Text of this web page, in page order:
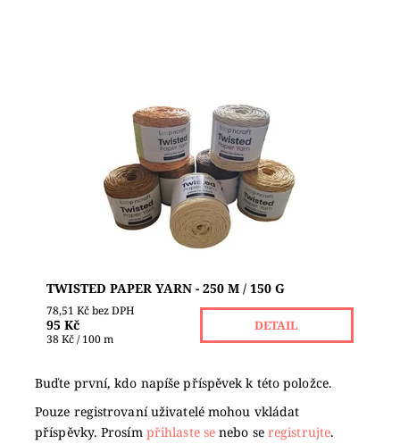
✨ Twisted Paper Yarn – když chceš tvořit jinak než
ostatní Lehká jako letní vánek, pevná jako příroda
sama. Twisted Paper Yarn není obyčejná...
Skladem 2
LOOP´NCRAFT
TWISTED PAPER YARN - 250 M / 150 G
78,51 Kč bez DPH
95 Kč
38 Kč / 100 m
DETAIL
Buďte první, kdo napíše příspěvek k této položce.
Pouze registrovaní uživatelé mohou vkládat
příspěvky. Prosím přihlaste se nebo se registrujte.